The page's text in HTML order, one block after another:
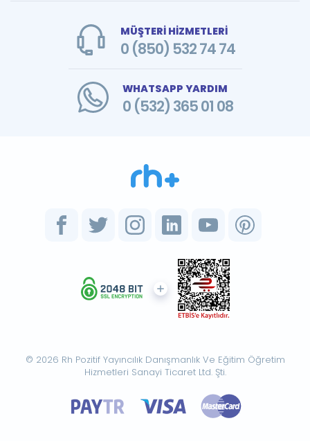
MÜŞTERİ HİZMETLERİ
0 (850) 532 74 74
WHATSAPP YARDIM
0 (532) 365 01 08
© 2026 Rh Pozitif Yayıncılık Danışmanlık Ve Eğitim Öğretim
Hizmetleri Sanayi Ticaret Ltd. Şti.